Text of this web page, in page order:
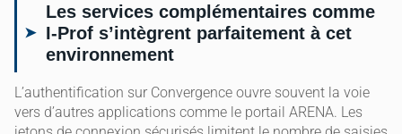
Les services complémentaires comme
I-Prof s’intègrent parfaitement à cet
environnement
L’authentification sur Convergence ouvre souvent la voie
vers d’autres applications comme le portail ARENA. Les